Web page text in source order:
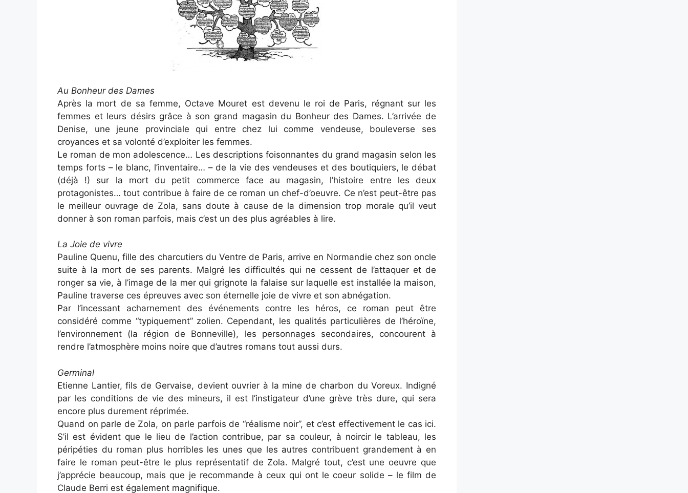
Au Bonheur des Dames
Après la mort de sa femme, Octave Mouret est devenu le roi de Paris, régnant sur les
femmes et leurs désirs grâce à son grand magasin du Bonheur des Dames. L’arrivée de
Denise, une jeune provinciale qui entre chez lui comme vendeuse, bouleverse ses
croyances et sa volonté d’exploiter les femmes.
Le roman de mon adolescence… Les descriptions foisonnantes du grand magasin selon les
temps forts – le blanc, l’inventaire… – de la vie des vendeuses et des boutiquiers, le débat
(déjà !) sur la mort du petit commerce face au magasin, l’histoire entre les deux
protagonistes… tout contribue à faire de ce roman un chef-d’oeuvre. Ce n’est peut-être pas
le meilleur ouvrage de Zola, sans doute à cause de la dimension trop morale qu’il veut
donner à son roman parfois, mais c’est un des plus agréables à lire.
La Joie de vivre
Pauline Quenu, fille des charcutiers du Ventre de Paris, arrive en Normandie chez son oncle
suite à la mort de ses parents. Malgré les difficultés qui ne cessent de l’attaquer et de
ronger sa vie, à l’image de la mer qui grignote la falaise sur laquelle est installée la maison,
Pauline traverse ces épreuves avec son éternelle joie de vivre et son abnégation.
Par l’incessant acharnement des événements contre les héros, ce roman peut être
considéré comme “typiquement” zolien. Cependant, les qualités particulières de l’héroïne,
l’environnement (la région de Bonneville), les personnages secondaires, concourent à
rendre l’atmosphère moins noire que d’autres romans tout aussi durs.
Germinal
Etienne Lantier, fils de Gervaise, devient ouvrier à la mine de charbon du Voreux. Indigné
par les conditions de vie des mineurs, il est l’instigateur d’une grève très dure, qui sera
encore plus durement réprimée.
Quand on parle de Zola, on parle parfois de “réalisme noir”, et c’est effectivement le cas ici.
S’il est évident que le lieu de l’action contribue, par sa couleur, à noircir le tableau, les
péripéties du roman plus horribles les unes que les autres contribuent grandement à en
faire le roman peut-être le plus représentatif de Zola. Malgré tout, c’est une oeuvre que
j’apprécie beaucoup, mais que je recommande à ceux qui ont le coeur solide – le film de
Claude Berri est également magnifique.